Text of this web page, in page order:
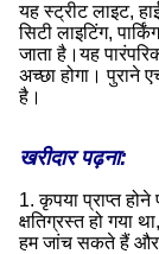
यह स्ट्रीट लाइट,
सिटी लाइटिंग,
जाता है।यह
अच्छा होगा।
है।
खरीदार पढ़ना:
1. कृपया प्राप्त होने
क्षतिग्रस्त हो गया
हम जांच सकते हैं